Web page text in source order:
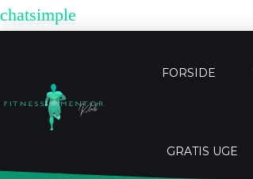
chatsimple
FORSIDE
GRATIS UGE